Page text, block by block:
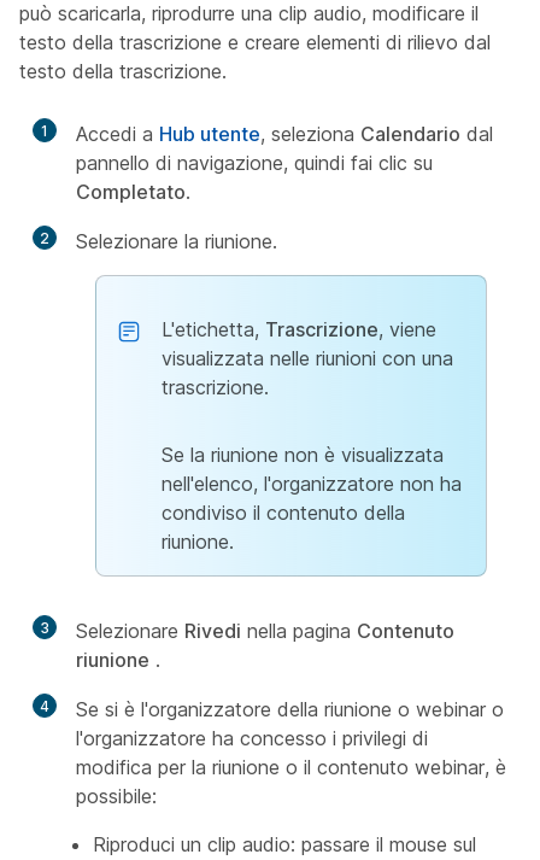
può scaricarla, riprodurre una clip audio, modificare il
testo della trascrizione e creare elementi di rilievo dal
testo della trascrizione.
1 Accedi a Hub utente, seleziona Calendario dal
pannello di navigazione, quindi fai clic su
Completato.
2 Selezionare la riunione.
L'etichetta, Trascrizione, viene
visualizzata nelle riunioni con una
trascrizione.
Se la riunione non è visualizzata
nell'elenco, l'organizzatore non ha
condiviso il contenuto della
riunione.
3 Selezionare Rivedi nella pagina Contenuto
riunione .
4
Se si è l'organizzatore della riunione o webinar o
l'organizzatore ha concesso i privilegi di
modifica per la riunione o il contenuto webinar, è
possibile:
Riproduci un clip audio: passare il mouse sul